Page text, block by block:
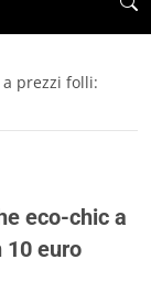
prezzi folli:
eco-chic a
10 euro